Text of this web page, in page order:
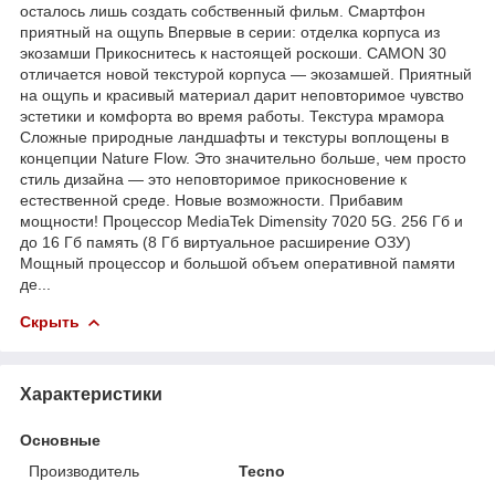
осталось лишь создать собственный фильм. Смартфон
приятный на ощупь Впервые в серии: отделка корпуса из
экозамши Прикоснитесь к настоящей роскоши. CAMON 30
отличается новой текстурой корпуса — экозамшей. Приятный
на ощупь и красивый материал дарит неповторимое чувство
эстетики и комфорта во время работы. Текстура мрамора
Сложные природные ландшафты и текстуры воплощены в
концепции Nature Flow. Это значительно больше, чем просто
стиль дизайна — это неповторимое прикосновение к
естественной среде. Новые возможности. Прибавим
мощности! Процессор MediaTek Dimensity 7020 5G. 256 Гб и
до 16 Гб память (8 Гб виртуальное расширение ОЗУ)
Мощный процессор и большой объем оперативной памяти
де...
Скрыть
Характеристики
Основные
Производитель
Tecno